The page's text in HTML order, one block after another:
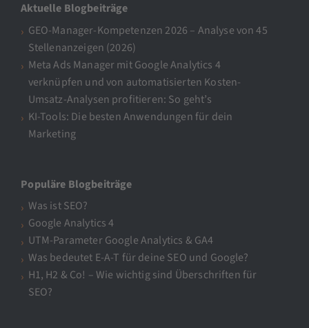
Aktuelle Blogbeiträge
GEO-Manager-Kompetenzen 2026 – Analyse von 45
Stellenanzeigen (2026)
Meta Ads Manager mit Google Analytics 4
verknüpfen und von automatisierten Kosten-
Umsatz-Analysen profitieren: So geht’s
KI-Tools: Die besten Anwendungen für dein
Marketing
Populäre Blogbeiträge
Was ist SEO?
Google Analytics 4
UTM-Parameter Google Analytics & GA4
Was bedeutet E-A-T für deine SEO und Google?
H1, H2 & Co! – Wie wichtig sind Überschriften für
SEO?